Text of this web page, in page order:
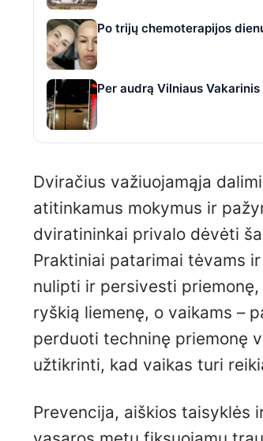
Po trijų chemoterapijos
Per audrą Vilniaus
Dviračius važiuojamąja
atitinkamus mokymus ir
dviratininkai privalo dėvėti
Praktiniai patarimai tėvams
nulipti ir persivesti
ryškią liemenę, o vaikams –
perduoti techninę priemonę
užtikrinti, kad vaikas turi
Prevencija, aiškios taisyklės